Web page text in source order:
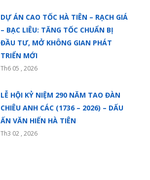
DỰ ÁN CAO TỐC HÀ TIÊN – RẠCH GIÁ
– BẠC LIÊU: TĂNG TỐC CHUẨN BỊ
ĐẦU TƯ, MỞ KHÔNG GIAN PHÁT
TRIỂN MỚI
Th6 05 , 2026
LỄ HỘI KỶ NIỆM 290 NĂM TAO ĐÀN
CHIÊU ANH CÁC (1736 – 2026) – DẤU
ẤN VĂN HIẾN HÀ TIÊN
Th3 02 , 2026